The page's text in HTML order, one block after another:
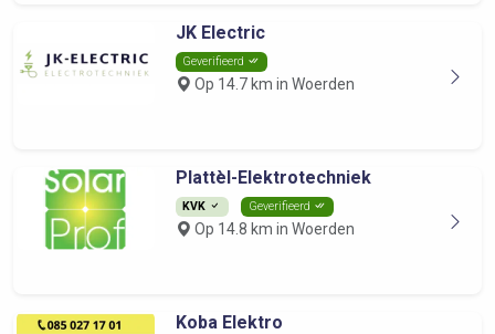
JK Electric
Geverifieerd
Op 14.7 km in Woerden
Plattèl-Elektrotechniek
KVK Geverifieerd
Op 14.8 km in Woerden
Koba Elektro